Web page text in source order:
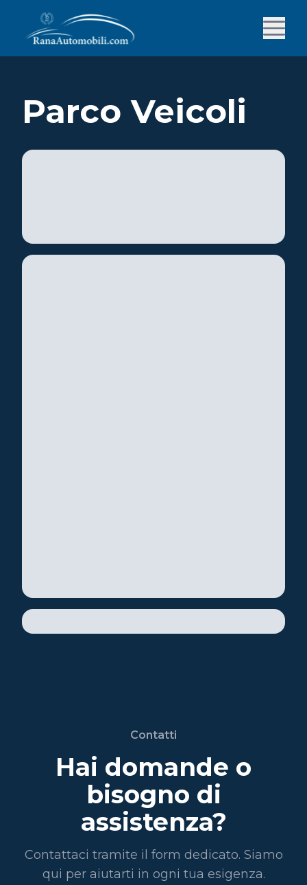
Parco Veicoli
Contatti
Hai domande o
bisogno di
assistenza?
Contattaci tramite il form dedicato. Siamo
qui per aiutarti in ogni tua esigenza.